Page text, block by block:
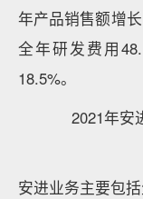
年产品销售额增
全年研发费用
18.5%。
2021年安
安进业务主要包